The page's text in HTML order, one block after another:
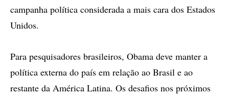
campanha política considerada a mais cara dos Estados
Unidos.
Para pesquisadores brasileiros, Obama deve manter a
política externa do país em relação ao Brasil e ao
restante da América Latina. Os desafios nos próximos